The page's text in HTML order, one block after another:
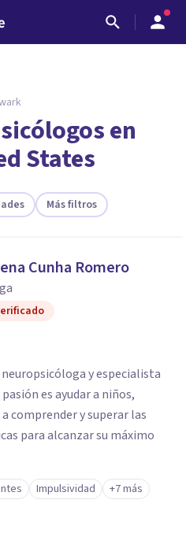
para encontrar el
y te ofreceremos
en
States
Más filtros
Cunha Romero
neuropsicóloga y especialista
es ayudar a niños,
comprender y superar las
para alcanzar su máximo
Impulsividad +7 más